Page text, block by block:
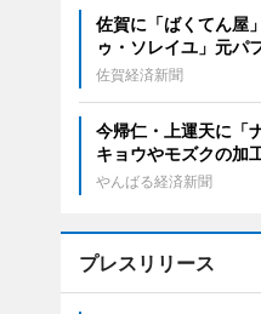
佐賀に「ばくてん
ゥ・ソレイユ」元パ
佐賀経済新聞
今帰仁・上運天に
キョウやモズクの加
やんばる経済新聞
プレスリリース